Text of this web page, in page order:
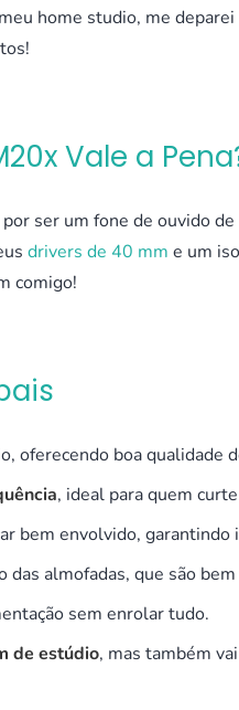
home studio, me deparei
Vale a
ser um fone de ouvido
drivers de 40 mm e um
comigo!
oferecendo boa qualidade
, ideal para quem
bem envolvido,
das almofadas, que são
sem enrolar tudo.
de estúdio, mas também